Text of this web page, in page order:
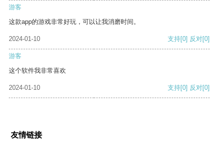
游客
这款app的游戏非常好玩，可以让我消磨时间。
2024-01-10 支持[0] 反对[0]
游客
这个软件我非常喜欢
2024-01-10 支持[0] 反对[0]
友情链接